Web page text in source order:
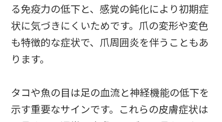
る免疫力の低下と、感覚の鈍化により初期症
状に気づきにくいためです。爪の変形や変色
も特徴的な症状で、爪周囲炎を伴うこともあ
ります。
タコや魚の目は足の血流と神経機能の低下を
示す重要なサインです。これらの皮膚症状は